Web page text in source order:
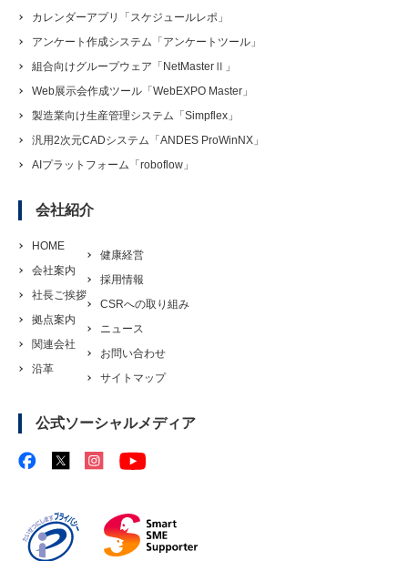
カレンダーアプリ「スケジュールレポ」
アンケート作成システム「アンケートツール」
組合向けグループウェア「NetMasterⅡ」
Web展示会作成ツール「WebEXPO Master」
製造業向け生産管理システム「Simpflex」
汎用2次元CADシステム「ANDES ProWinNX」
AIプラットフォーム「roboflow」
会社紹介
HOME
会社案内
社長ご挨拶
拠点案内
関連会社
沿革
健康経営
採用情報
CSRへの取り組み
ニュース
お問い合わせ
サイトマップ
公式ソーシャルメディア